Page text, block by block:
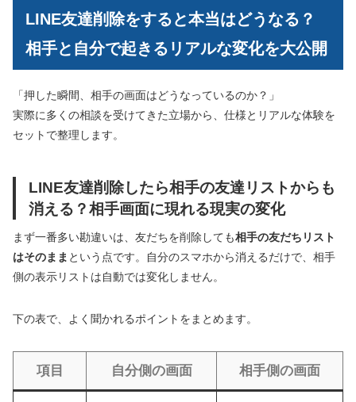
LINE友達削除をすると本当はどうなる？
相手と自分で起きるリアルな変化を大公開
「押した瞬間、相手の画面はどうなっているのか？」
実際に多くの相談を受けてきた立場から、仕様とリアルな体験を
セットで整理します。
LINE友達削除したら相手の友達リストからも
消える？相手画面に現れる現実の変化
まず一番多い勘違いは、友だちを削除しても相手の友だちリスト
はそのまま という点です。自分のスマホから消えるだけで、相手
側の表示リストは自動では変化しません。
下の表で、よく聞かれるポイントをまとめます。
項目 自分側の画面 相手側の画面